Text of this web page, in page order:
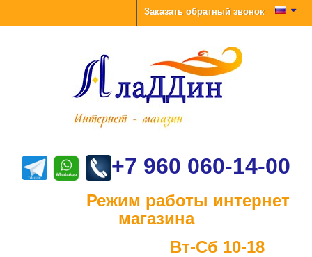
Заказать обратный звонок
+7 960 060-14-00
Режим работы интернет
магазина
Вт-Сб 10-18